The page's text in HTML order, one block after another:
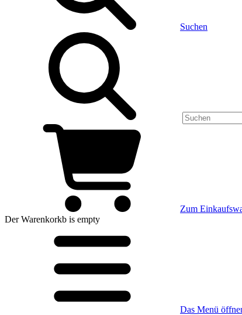
Suchen
Zum
Der Warenkorkb is empty
Das Menü